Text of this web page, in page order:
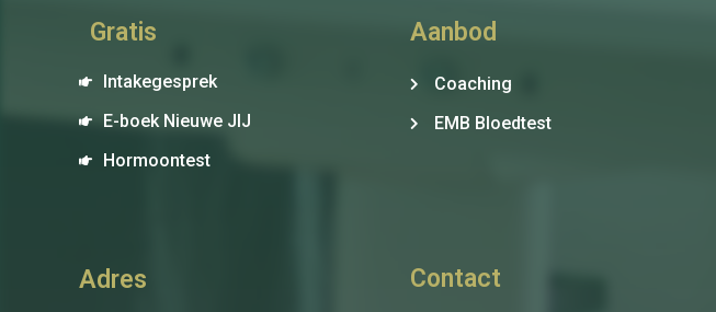
Gratis
Intakegesprek
E-boek Nieuwe JIJ
Hormoontest
Adres
Aanbod
Coaching
EMB Bloedtest
Contact